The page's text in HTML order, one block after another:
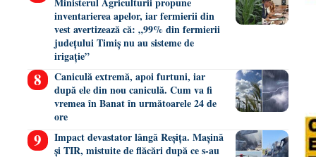
inventarierea apelor, iar fermierii din
vest avertizează că: „99% din fermierii
județului Timiș nu au sisteme de
irigație”
Caniculă extremă, apoi furtuni, iar
după ele din nou caniculă. Cum va fi
vremea în Banat în următoarele 24 de
ore
Impact devastator lângă Reșița. Mașină
și TIR, mistuite de flăcări după ce s-au